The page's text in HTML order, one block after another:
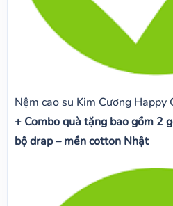
Nệm cao su Kim Cương Happy
+ Combo quà tặng bao gồm 2
bộ drap – mền cotton Nhật